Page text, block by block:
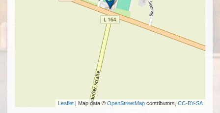
Leaflet | Map data © OpenStreetMap contributors, CC-BY-SA